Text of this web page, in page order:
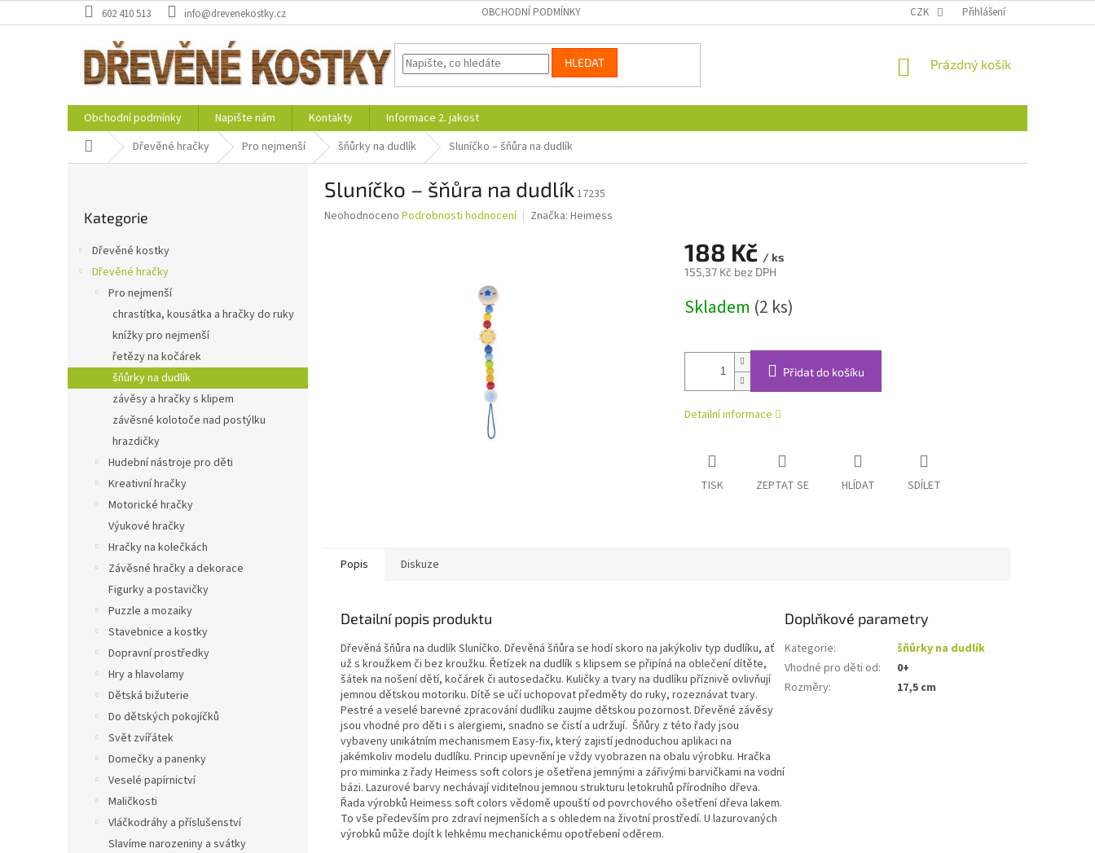
na
602 410 513 info@drevenekostky.cz OBCHODNÍ PODMÍNKY CZK Přihlášení
HLEDAT
NÁKUPNÍ
Prázdný košík
Obchodní podmínky Napište nám Kontakty
Informace 2. jakost
Domů Dřevěné hračky Pro nejmenší šňůrky na dudlík Sluníčko – šňůra na dudlík
n
e
kategorie
Kategorie
Dřevěné kostky
Dřevěné hračky
Pro nejmenší
chrastítka, kousátka a hračky do ruky
knížky pro nejmenší
řetězy na kočárek
šňůrky na dudlík
závěsy a hračky s klipem
závěsné kolotoče nad postýlku
hrazdičky
Hudební nástroje pro děti
Kreativní hračky
Motorické hračky
Výukové hračky
Hračky na kolečkách
Závěsné hračky a dekorace
Figurky a postavičky
Puzzle a mozaiky
Stavebnice a kostky
Dopravní prostředky
Hry a hlavolamy
Dětská bižuterie
Do dětských pokojíčků
Svět zvířátek
Domečky a panenky
Veselé papírnictví
Maličkosti
Vláčkodráhy a příslušenství
Slavíme narozeniny a svátky
Sluníčko – šňůra na dudlík 17235
Průměrné
Neohodnoceno Podrobnosti hodnocení Značka: Heimess
188 Kč / ks
155,37 Kč bez DPH
cena:
Skladem (2 ks)
Přidat do košíku
Detailní informace
TISK ZEPTAT SE HLÍDAT SDÍLET
Popis Diskuze
Detailní popis produktu
Dřevěná šňůra na dudlík Sluníčko. Dřevěná šňůra se hodí skoro na jakýkoliv typ dudlíku, ať
už s kroužkem či bez kroužku. Řetízek na dudlík s klipsem se připíná na oblečení dítěte,
šátek na nošení dětí, kočárek či autosedačku. Kuličky a tvary na dudlíku příznivě ovlivňují
jemnou dětskou motoriku. Dítě se učí uchopovat předměty do ruky, rozeznávat tvary.
Pestré a veselé barevné zpracování dudlíku zaujme dětskou pozornost. Dřevěné závěsy
jsou vhodné pro děti i s alergiemi, snadno se čistí a udržují. Šňůry z této řady jsou
vybaveny unikátním mechanismem Easy-fix, který zajistí jednoduchou aplikaci na
jakémkoliv modelu dudlíku. Princip upevnění je vždy vyobrazen na obalu výrobku. Hračka
pro miminka z řady Heimess soft colors je ošetřena jemnými a zářivými barvičkami na vodní
bázi. Lazurové barvy nechávají viditelnou jemnou strukturu letokruhů přírodního dřeva.
Řada výrobků Heimess soft colors vědomě upouští od povrchového ošetření dřeva lakem.
To vše především pro zdraví nejmenších a s ohledem na životní prostředí. U lazurovaných
výrobků může dojít k lehkému mechanickému opotřebení oděrem.
Doplňkové parametry
Kategorie:
šňůrky na dudlík
Vhodné pro děti od:
0+
Rozměry: 17,5 cm